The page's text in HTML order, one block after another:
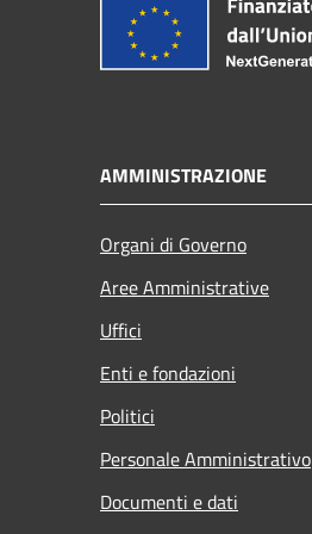
AMMINISTRAZIONE
Organi di Governo
Aree Amministrative
Uffici
Enti e fondazioni
Politici
Personale Amministrativo
Documenti e dati